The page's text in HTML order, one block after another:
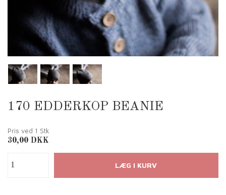
170 EDDERKOP BEANIE
Pris ved 1 Stk
30,00 DKK